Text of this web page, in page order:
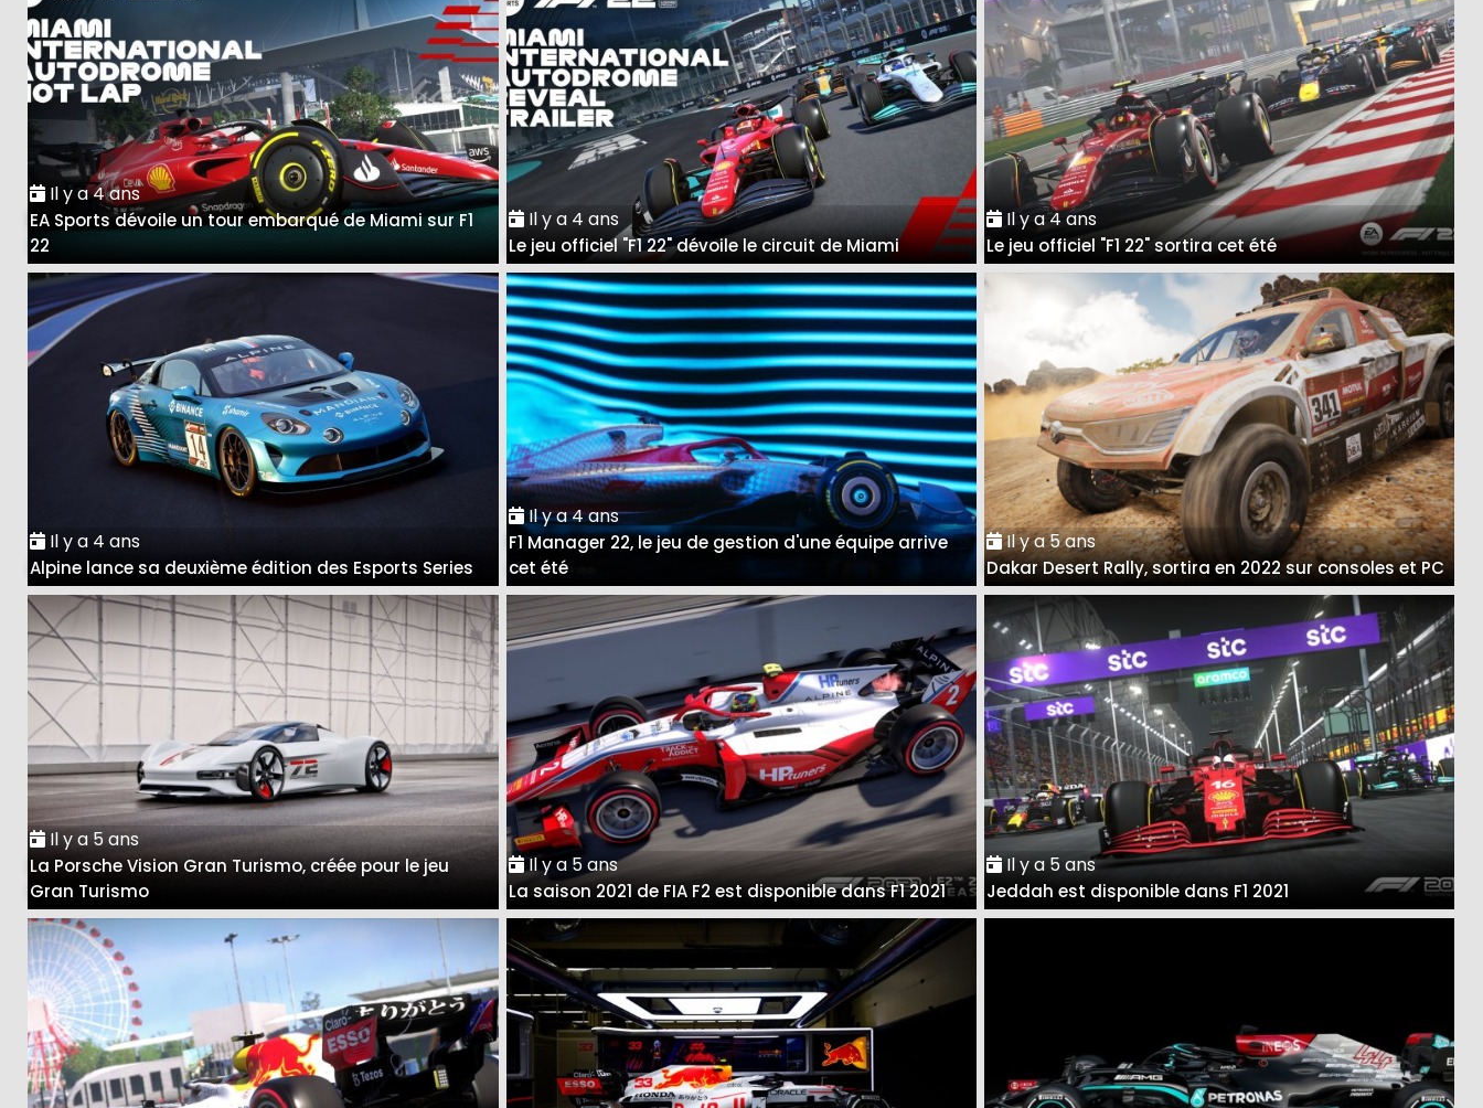
Il y a 4 ans
EA Sports dévoile un tour embarqué de Miami sur F1
22
Il y a 4 ans
Le jeu officiel "F1 22" dévoile le circuit de Miami
Il y a 4 ans
Le jeu officiel "F1 22" sortira cet été
Il y a 4 ans
Alpine lance sa deuxième édition des Esports Series
Il y a 4 ans
F1 Manager 22, le jeu de gestion d'une équipe arrive
cet été
Il y a 5 ans
Dakar Desert Rally, sortira en 2022 sur consoles et PC
Il y a 5 ans
La Porsche Vision Gran Turismo, créée pour le jeu
Gran Turismo
Il y a 5 ans
La saison 2021 de FIA F2 est disponible dans F1 2021
Il y a 5 ans
Jeddah est disponible dans F1 2021